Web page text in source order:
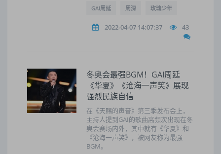
GAI周延 周深 玫瑰少年
2022-04-07 14:07:37 43
冬奥会最强BGM！GAI周延
《华夏》《沧海一声笑》展现
强烈民族自信
在《天赐的声音》第三季发布会上，
主持人提到GAI的歌曲高频次出现在冬
奥会赛场内外，其中就有《华夏》和
《沧海一声笑》，被网友称为最强
BGM。